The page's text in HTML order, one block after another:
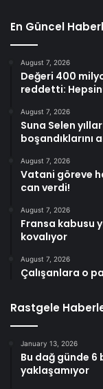
En Güncel
August 7, 2026
Değeri 400
reddetti:
August 7, 2026
Suna Selen
boşandıklarını
August 7, 2026
Vatani göreve
can verdi!
August 7, 2026
Fransa kabusu
kovalıyor
August 7, 2026
Çalışanlara o
Rastgele
January 13, 2026
Bu dağ günde 6
yaklaşamıyor